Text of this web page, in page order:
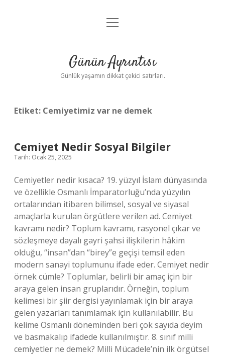
Anasayfa
Yasal Uyarı
menüyü
Günün Ayrıntısı
Günlük yaşamın dikkat çekici satırları.
Etiket: Cemiyetimiz var ne demek
Cemiyet Nedir Sosyal Bilgiler
Tarih: Ocak 25, 2025
Cemiyetler nedir kısaca? 19. yüzyıl İslam dünyasında
ve özellikle Osmanlı İmparatorluğu’nda yüzyılın
ortalarından itibaren bilimsel, sosyal ve siyasal
amaçlarla kurulan örgütlere verilen ad. Cemiyet
kavramı nedir? Toplum kavramı, rasyonel çıkar ve
sözleşmeye dayalı gayri şahsi ilişkilerin hâkim
olduğu, “insan”dan “birey”e geçişi temsil eden
modern sanayi toplumunu ifade eder. Cemiyet nedir
örnek cümle? Toplumlar, belirli bir amaç için bir
araya gelen insan gruplarıdır. Örneğin, toplum
kelimesi bir şiir dergisi yayınlamak için bir araya
gelen yazarları tanımlamak için kullanılabilir. Bu
kelime Osmanlı döneminden beri çok sayıda deyim
ve basmakalıp ifadede kullanılmıştır. 8. sınıf milli
cemiyetler ne demek? Milli Mücadele’nin ilk örgütsel